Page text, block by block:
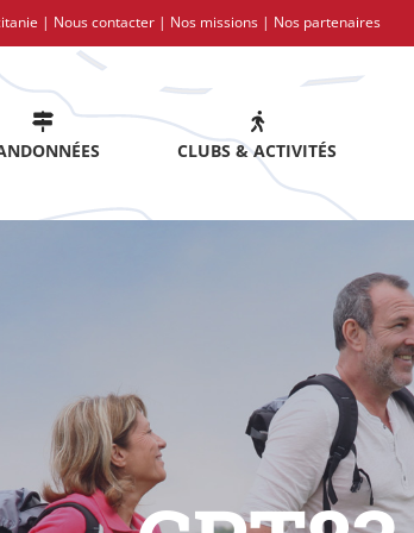
| Nous contacter | Nos missions | Nos partenaires
CLUBS & ACTIVITÉS